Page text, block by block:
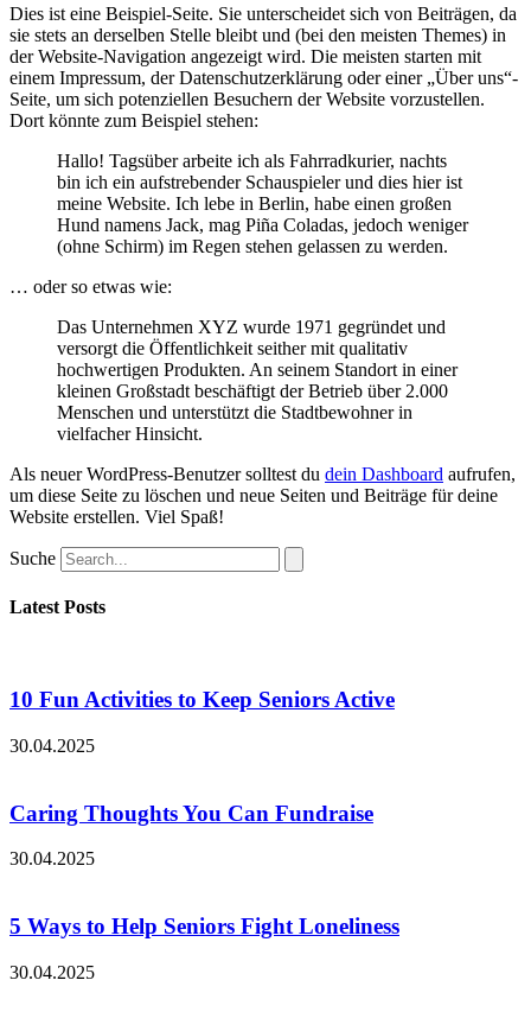
Dies ist eine Beispiel-Seite. Sie unterscheidet sich von Beiträgen, da
sie stets an derselben Stelle bleibt und (bei den meisten Themes) in
der Website-Navigation angezeigt wird. Die meisten starten mit
einem Impressum, der Datenschutzerklärung oder einer „Über uns“-
Seite, um sich potenziellen Besuchern der Website vorzustellen.
Dort könnte zum Beispiel stehen:
Hallo! Tagsüber arbeite ich als Fahrradkurier, nachts
bin ich ein aufstrebender Schauspieler und dies hier ist
meine Website. Ich lebe in Berlin, habe einen großen
Hund namens Jack, mag Piña Coladas, jedoch weniger
(ohne Schirm) im Regen stehen gelassen zu werden.
… oder so etwas wie:
Das Unternehmen XYZ wurde 1971 gegründet und
versorgt die Öffentlichkeit seither mit qualitativ
hochwertigen Produkten. An seinem Standort in einer
kleinen Großstadt beschäftigt der Betrieb über 2.000
Menschen und unterstützt die Stadtbewohner in
vielfacher Hinsicht.
Als neuer WordPress-Benutzer solltest du dein Dashboard aufrufen,
um diese Seite zu löschen und neue Seiten und Beiträge für deine
Website erstellen. Viel Spaß!
Suche
Latest Posts
10 Fun Activities to Keep Seniors Active
30.04.2025
Caring Thoughts You Can Fundraise
30.04.2025
5 Ways to Help Seniors Fight Loneliness
30.04.2025